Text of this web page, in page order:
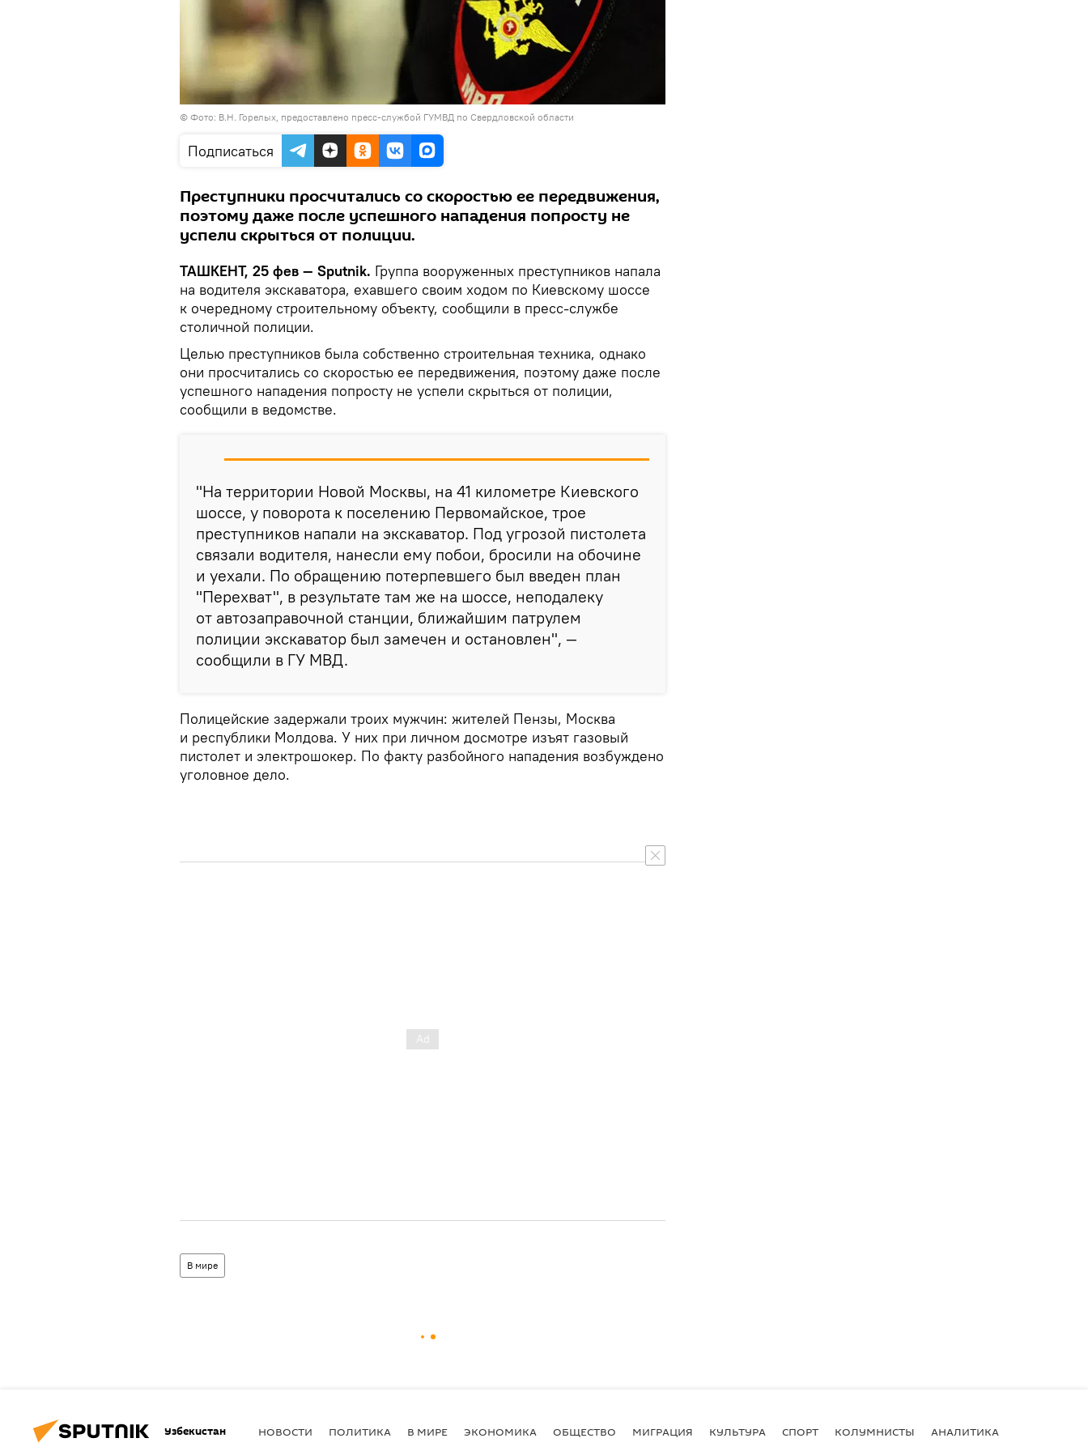
© Фото: В.Н. Горелых, предоставлено пресс-службой ГУМВД по Свердловской области
Подписаться
Преступники просчитались со скоростью ее передвижения,
поэтому даже после успешного нападения попросту не
успели скрыться от полиции.
ТАШКЕНТ, 25 фев — Sputnik. Группа вооруженных преступников напала
на водителя экскаватора, ехавшего своим ходом по Киевскому шоссе
к очередному строительному объекту, сообщили в пресс-службе
столичной полиции.
Целью преступников была собственно строительная техника, однако
они просчитались со скоростью ее передвижения, поэтому даже после
успешного нападения попросту не успели скрыться от полиции,
сообщили в ведомстве.
"На территории Новой Москвы, на 41 километре Киевского
шоссе, у поворота к поселению Первомайское, трое
преступников напали на экскаватор. Под угрозой пистолета
связали водителя, нанесли ему побои, бросили на обочине
и уехали. По обращению потерпевшего был введен план
"Перехват", в результате там же на шоссе, неподалеку
от автозаправочной станции, ближайшим патрулем
полиции экскаватор был замечен и остановлен", —
сообщили в ГУ МВД.
Полицейские задержали троих мужчин: жителей Пензы, Москва
и республики Молдова. У них при личном досмотре изъят газовый
пистолет и электрошокер. По факту разбойного нападения возбуждено
уголовное дело.
В мире
Узбекистан НОВОСТИ ПОЛИТИКА В МИРЕ ЭКОНОМИКА ОБЩЕСТВО МИГРАЦИЯ КУЛЬТУРА СПОРТ КОЛУМНИСТЫ АНАЛИТИКА